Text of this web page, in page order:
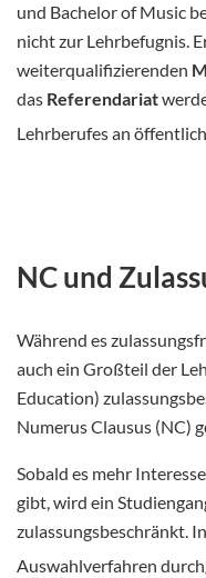
und Bachelor of Music
nicht zur Lehrbefugnis.
weiterqualifizierenden
das Referendariat
Lehrberufes an
NC und
Während es
auch ein Großteil der
Education)
Numerus Clausus (NC)
Sobald es mehr
gibt, wird ein
zulassungsbeschränkt.
Auswahlverfahren